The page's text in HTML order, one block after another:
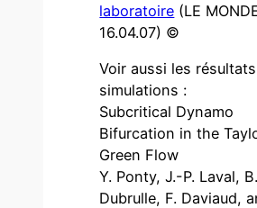
laboratoire (LE MONDE
16.04.07) ©
Voir aussi les
simulations :
Subcritical Dynamo
Bifurcation in the
Green Flow
Y. Ponty, J.-P. Laval, B.
Dubrulle, F. Daviaud,